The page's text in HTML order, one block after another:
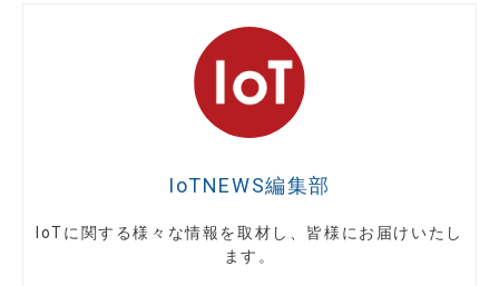
IoTNEWS編集部
IoTに関する様々な情報を取材し、皆様にお届けいたし
ます。